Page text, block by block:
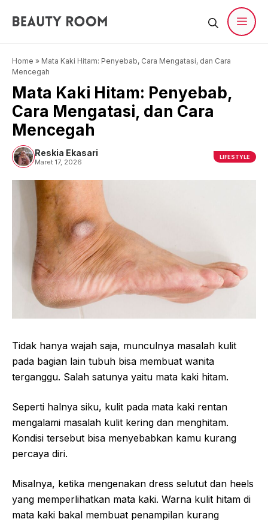
Home » Mata Kaki Hitam: Penyebab, Cara Mengatasi, dan Cara
Mencegah
Mata Kaki Hitam: Penyebab,
Cara Mengatasi, dan Cara
Mencegah
Reskia Ekasari
Maret 17, 2026
LIFESTYLE
Tidak hanya wajah saja, munculnya masalah kulit
pada bagian lain tubuh bisa membuat wanita
terganggu. Salah satunya yaitu mata kaki hitam.
Seperti halnya siku, kulit pada mata kaki rentan
mengalami masalah kulit kering dan menghitam.
Kondisi tersebut bisa menyebabkan kamu kurang
percaya diri.
Misalnya, ketika mengenakan dress selutut dan heels
yang memperlihatkan mata kaki. Warna kulit hitam di
mata kaki bakal membuat penampilan kurang